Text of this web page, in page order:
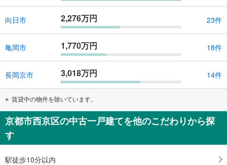
向日市 2,276万円 23件
亀岡市 1,770万円 18件
長岡京市 3,018万円 14件
賃貸中の物件を除いています。
京都市西京区の中古一戸建てを他のこだわりから探
す
駅徒歩10分以内